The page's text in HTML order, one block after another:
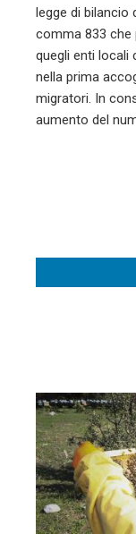
legge di bilancio
comma 833 che
quegli enti locali
nella prima
migratori. In
aumento del